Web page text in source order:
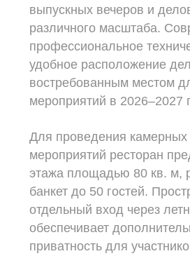
выпускных вечеров и
различного масштаба.
профессиональное
удобное расположение
востребованным местом
мероприятий в 2026–2027
Для проведения камерных
мероприятий ресторан
этажа площадью 80 кв. м,
банкет до 50 гостей.
отдельный вход через
обеспечивает
приватность для